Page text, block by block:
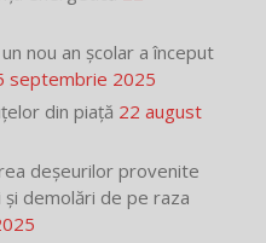
nou an școlar a început
septembrie 2025
din piață 22 august
deșeurilor provenite
demolări de pe raza